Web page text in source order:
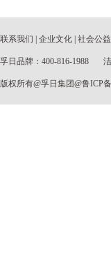
联系我们 企业文化 社会公益
孚日品牌：400-816-1988
版权所有@孚日集团@鲁ICP